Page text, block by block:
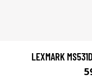
LEXMARK